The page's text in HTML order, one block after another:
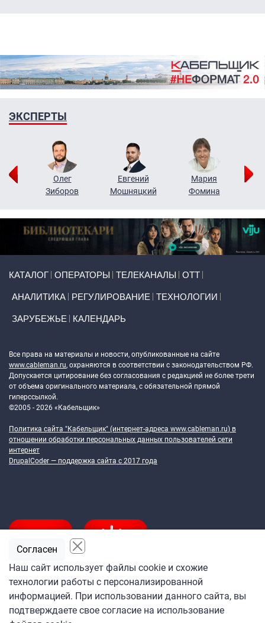
ЭКСПЕРТЫ
Олег
Зиборов
Евгений
Мошняцкий
Мария
Фомина
КАТАЛОГ ОПЕРАТОРЫ ТЕЛЕКАНАЛЫ ОТТ
АНАЛИТИКА РЕГУЛИРОВАНИЕ ТЕХНОЛОГИИ
ЗАРУБЕЖЬЕ КАЛЕНДАРЬ
Все права на материалы и новости, опубликованные на сайте
www.cableman.ru, охраняются в соответствии с законодательством РФ.
Допускается цитирование без согласования с редакцией не более трети
от объема оригинального материала, с обязательной прямой
гиперссылкой.
©2005 - 2026 «Кабельщик»
Политика сайта "Кабельщик" (интернет-адреса www.cableman.ru) в
отношении обработки персональных данных пользователей сети
интернет
DrupalCoder — поддержка сайта c 2017 года
Подпишитесь
на ежедневную рассылку
«Кабельщика»
Наш сайт использует файлы cookie и схожие
технологии работы с персонализированной
информацией. При использовании данного сайта, вы
подтверждаете свое согласие на использование
Согласен